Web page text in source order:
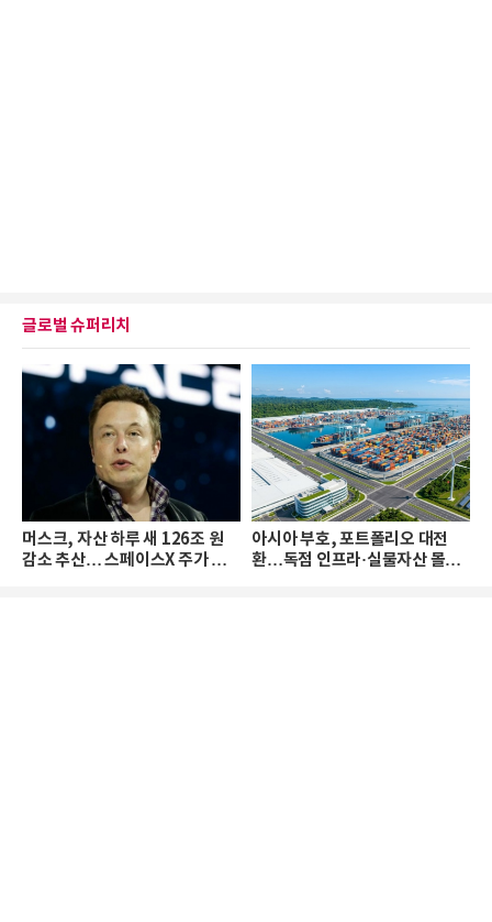
글로벌 슈퍼리치
머스크, 자산 하루 새 126조 원
감소 추산… 스페이스X 주가 하
아시아 부호, 포트폴리오 대전
환…독점 인프라·실물자산 몰린